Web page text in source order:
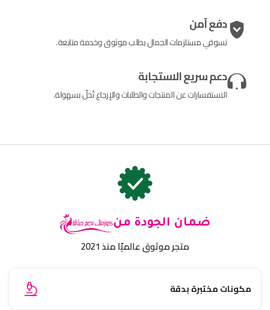
دفع آمن
تسوقي مستلزمات الجمال بطلب موثوق وخدمة متابعة.
دعم سريع الاستجابة
الاستفسارات عن المنتجات والطلبات والإرجاع تُحلّ بسهولة.
ضمان الجودة من
متجر موثوق عالميًا منذ 2021
مكونات مختبرة بدقة